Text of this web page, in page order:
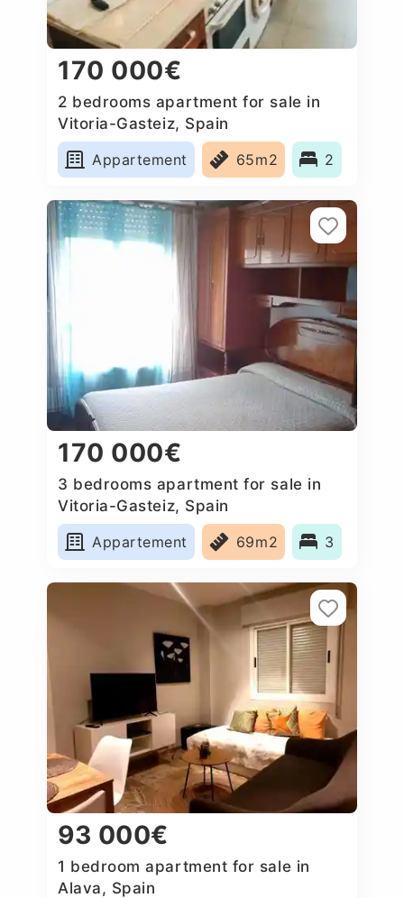
170 000€
2 bedrooms apartment for sale in
Vitoria-Gasteiz, Spain
Appartement
65m2 2
170 000€
3 bedrooms apartment for sale in
Vitoria-Gasteiz, Spain
Appartement
69m2 3
93 000€
1 bedroom apartment for sale in
Alava, Spain